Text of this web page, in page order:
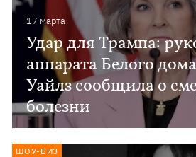
17 марта
Удар для Трампа:
аппарата Белого
Уайлз сообщила о
болезни
ШОУ-БИЗ